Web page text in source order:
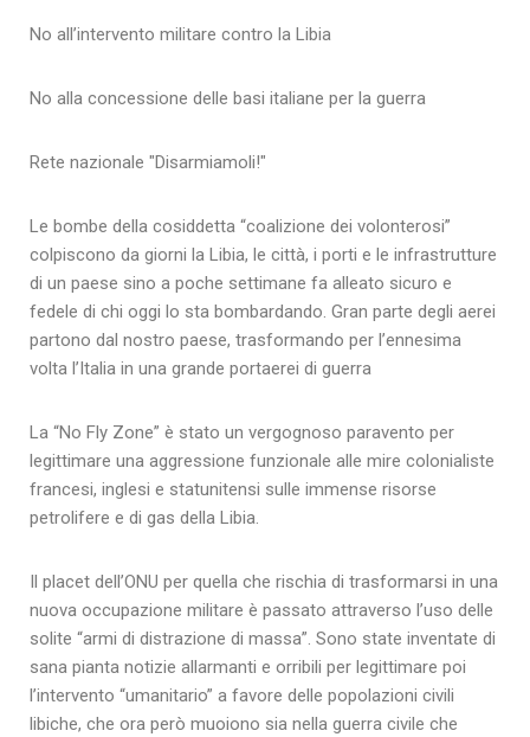
No all’intervento militare contro la Libia
No alla concessione delle basi italiane per la guerra
Rete nazionale "Disarmiamoli!"
Le bombe della cosiddetta “coalizione dei volonterosi”
colpiscono da giorni la Libia, le città, i porti e le infrastrutture
di un paese sino a poche settimane fa alleato sicuro e
fedele di chi oggi lo sta bombardando. Gran parte degli aerei
partono dal nostro paese, trasformando per l’ennesima
volta l’Italia in una grande portaerei di guerra
La “No Fly Zone” è stato un vergognoso paravento per
legittimare una aggressione funzionale alle mire colonialiste
francesi, inglesi e statunitensi sulle immense risorse
petrolifere e di gas della Libia.
Il placet dell’ONU per quella che rischia di trasformarsi in una
nuova occupazione militare è passato attraverso l’uso delle
solite “armi di distrazione di massa”. Sono state inventate di
sana pianta notizie allarmanti e orribili per legittimare poi
l’intervento “umanitario” a favore delle popolazioni civili
libiche, che ora però muoiono sia nella guerra civile che